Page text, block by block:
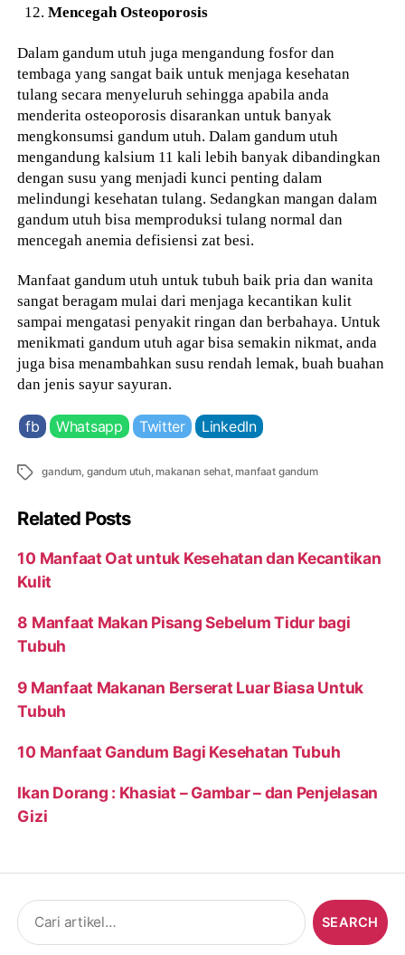
Mencegah Osteoporosis
Dalam gandum utuh juga mengandung fosfor dan
tembaga yang sangat baik untuk menjaga kesehatan
tulang secara menyeluruh sehingga apabila anda
menderita osteoporosis disarankan untuk banyak
mengkonsumsi gandum utuh. Dalam gandum utuh
mengandung kalsium 11 kali lebih banyak dibandingkan
dengan susu yang menjadi kunci penting dalam
melindungi kesehatan tulang. Sedangkan mangan dalam
gandum utuh bisa memproduksi tulang normal dan
mencegah anemia defisiensi zat besi.
Manfaat gandum utuh untuk tubuh baik pria dan wanita
sangat beragam mulai dari menjaga kecantikan kulit
sampai mengatasi penyakit ringan dan berbahaya. Untuk
menikmati gandum utuh agar bisa semakin nikmat, anda
juga bisa menambahkan susu rendah lemak, buah buahan
dan jenis sayur sayuran.
fb Whatsapp Twitter LinkedIn
Tags gandum, gandum utuh,makanan sehat,manfaat gandum
Related Posts
10 Manfaat Oat untuk Kesehatan dan Kecantikan
Kulit
8 Manfaat Makan Pisang Sebelum Tidur bagi
Tubuh
9 Manfaat Makanan Berserat Luar Biasa Untuk
Tubuh
10 Manfaat Gandum Bagi Kesehatan Tubuh
Ikan Dorang : Khasiat – Gambar – dan Penjelasan
Gizi
Search
for: